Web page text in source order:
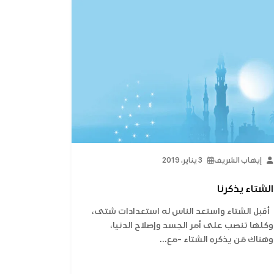
إيهاب الشريف 3 يناير، 2019
الشتاء يذكرنا
أقبل الشتاء واستعد الناس له استعدادات شتى،
وكلها تنصب على أمر الجسد وإصلاح الدنيا،
وهناك مَن يذكره الشتاء -مع...